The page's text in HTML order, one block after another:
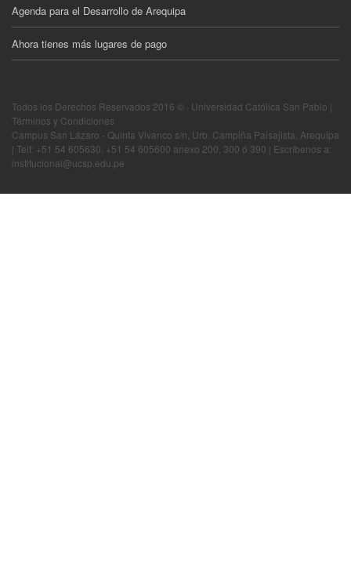
Agenda para el Desarrollo de Arequipa
Ahora tienes más lugares de pago
Todos los Derechos Reservados 2016 © · Universidad Católica San Pablo |
Términos y Condiciones
Campus San Lázaro - Quinta Vivanco s/n, Urb. Campiña Paisajista, Arequipa
| Telf: +51 54 605630, +51 54 605600 anexo 200, 300 ó 390 | Escríbenos a:
institucional@ucsp.edu.pe